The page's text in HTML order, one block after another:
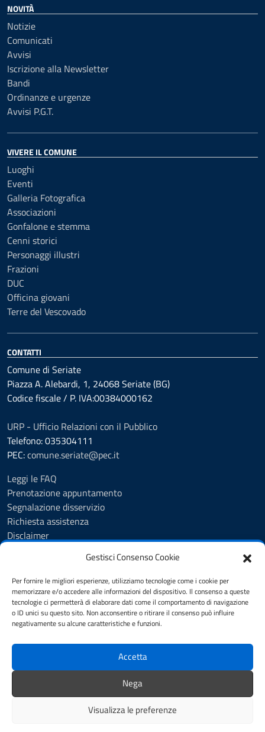
Gestisci Consenso Cookie
Per fornire le migliori esperienze, utilizziamo tecnologie come i cookie per
memorizzare e/o accedere alle informazioni del dispositivo. Il consenso a queste
tecnologie ci permetterà di elaborare dati come il comportamento di navigazione
o ID unici su questo sito. Non acconsentire o ritirare il consenso può influire
negativamente su alcune caratteristiche e funzioni.
Accetta
Nega
Visualizza le preferenze
NOVITÀ
Notizie
Comunicati
Avvisi
Iscrizione alla Newsletter
Bandi
Ordinanze e urgenze
Avvisi P.G.T.
VIVERE IL COMUNE
Luoghi
Eventi
Galleria Fotografica
Associazioni
Gonfalone e stemma
Cenni storici
Personaggi illustri
Frazioni
DUC
Officina giovani
Terre del Vescovado
CONTATTI
Comune di Seriate
Piazza A. Alebardi, 1, 24068 Seriate (BG)
Codice fiscale / P. IVA:00384000162
URP - Ufficio Relazioni con il Pubblico
Telefono: 035304111
PEC:comune.seriate@pec.it
Leggi le FAQ
Prenotazione appuntamento
Segnalazione disservizio
Richiesta assistenza
Disclaimer
Cookie Policy
Informativa privacy
Dichiarazione di accessibilità
Note legali
SEGUICI SU
YouTube Facebook